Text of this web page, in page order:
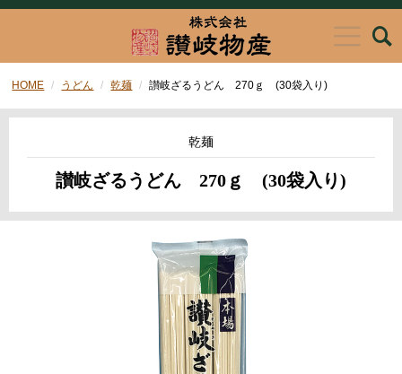
HOME うどん 乾麺 讃岐ざるうどん 270ｇ (30袋入り)
乾麺
讃岐ざるうどん 270ｇ (30袋入り)